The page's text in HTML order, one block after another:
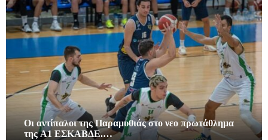
Οι αντίπαλοι της Παραμυθιάς στο νεο πρωτάθλημα
της A1 ΕΣΚΑΒΔΕ.…